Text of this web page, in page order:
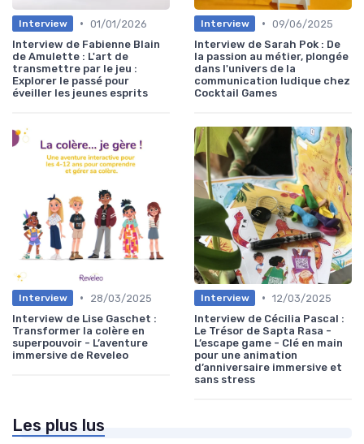
Interview • 01/01/2026
Interview de Fabienne Blain
de Amulette : L'art de
transmettre par le jeu :
Explorer le passé pour
éveiller les jeunes esprits
Interview • 09/06/2025
Interview de Sarah Pok : De
la passion au métier, plongée
dans l'univers de la
communication ludique chez
Cocktail Games
Interview •
28/03/2025
Interview de Lise Gaschet :
Transformer la colère en
superpouvoir - L’aventure
immersive de Reveleo
Interview • 12/03/2025
Interview de Cécilia Pascal :
Le Trésor de Sapta Rasa -
L’escape game - Clé en main
pour une animation
d’anniversaire immersive et
sans stress
Les plus lus